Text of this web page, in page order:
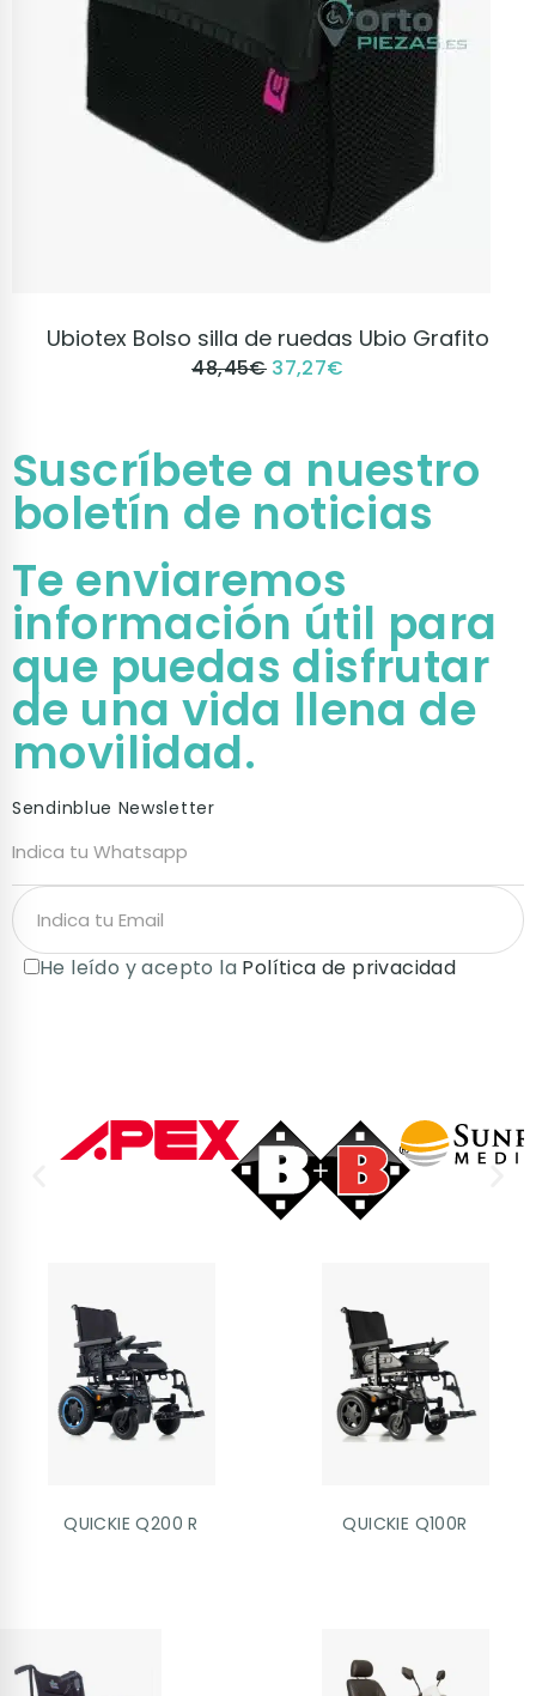
VER PRODUCTO
Ubiotex Bolso silla de ruedas Ubio Grafito
48,45€ 37,27€
Suscríbete a nuestro
boletín de noticias
Te enviaremos
información útil para
que puedas disfrutar
de una vida llena de
movilidad.
Sendinblue Newsletter
He leído y acepto la Política de privacidad
QUICKIE Q200 R QUICKIE Q100R